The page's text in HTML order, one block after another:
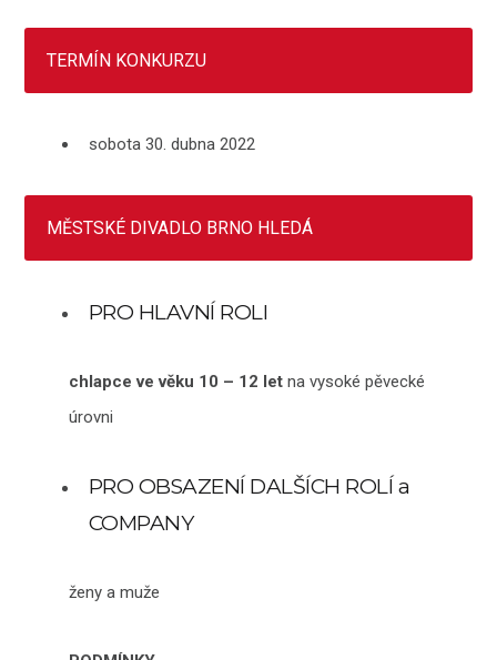
TERMÍN KONKURZU
sobota 30. dubna 2022
MĚSTSKÉ DIVADLO BRNO HLEDÁ
PRO HLAVNÍ ROLI
chlapce ve věku 10 – 12 let na vysoké pěvecké
úrovni
PRO OBSAZENÍ DALŠÍCH ROLÍ a
COMPANY
ženy a muže